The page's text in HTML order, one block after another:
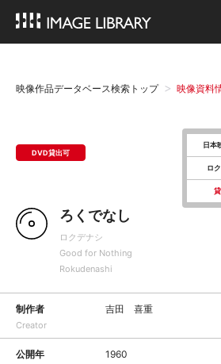
映像作品データベース検索トップ 映像資料
DVD貸出可
日本
ロ
貸
ろくでなし
ロクデナシ
Good for Nothing
Rokudenashi
制作者
Creator
吉田 喜重
公開年 1960